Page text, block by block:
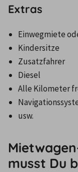
Extras
Einwegmiete
Kindersitze
Zusatzfahrer
Diesel
Alle Kilometer
usw.
musst Du